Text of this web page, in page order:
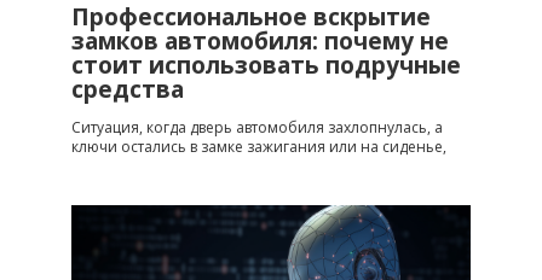
Профессиональное вскрытие
замков автомобиля: почему не
стоит использовать подручные
средства
Ситуация, когда дверь автомобиля захлопнулась, а
ключи остались в замке зажигания или на сиденье,